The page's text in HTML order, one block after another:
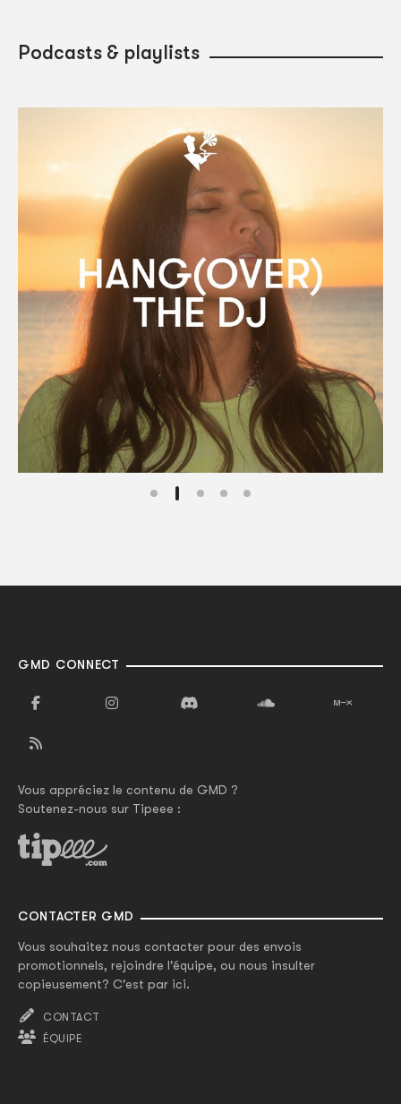
Podcasts & playlists
GMD CONNECT
Vous appréciez le contenu de GMD ?
Soutenez-nous sur Tipeee :
CONTACTER GMD
Vous souhaitez nous contacter pour des envois
promotionnels, rejoindre l'équipe, ou nous insulter
copieusement? C'est par ici.
CONTACT
ÉQUIPE